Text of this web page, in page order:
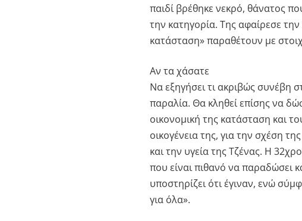
παιδί βρέθηκε νεκρό, θάνατος
την κατηγορία. Της αφαίρεσε
κατάσταση» παραθέτουν με
Αν τα χάσατε
Να εξηγήσει τι ακριβώς συνέβη
παραλία. Θα κληθεί επίσης να
οικονομική της κατάσταση και
οικογένεια της, για την σχέση
και την υγεία της Τζένας. Η
που είναι πιθανό να παραδώσει
υποστηρίζει ότι έγιναν, ενώ
για όλα».